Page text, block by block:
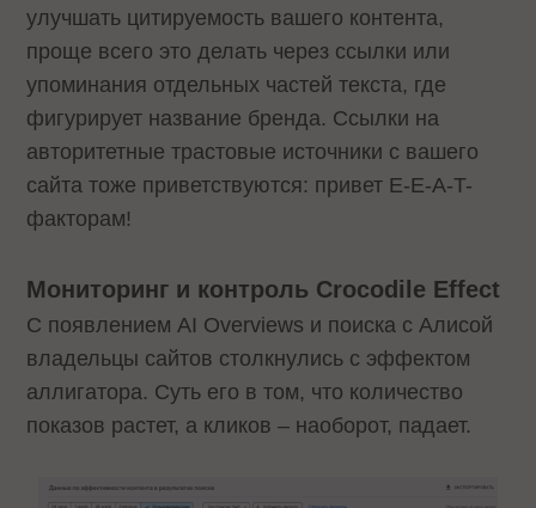
улучшать цитируемость вашего контента,
проще всего это делать через ссылки или
упоминания отдельных частей текста, где
фигурирует название бренда. Ссылки на
авторитетные трастовые источники с вашего
сайта тоже приветствуются: привет E-E-A-T-
факторам!
Мониторинг и контроль Crocodile Effect
С появлением AI Overviews и поиска с Алисой
владельцы сайтов столкнулись с эффектом
аллигатора. Суть его в том, что количество
показов растет, а кликов – наоборот, падает.